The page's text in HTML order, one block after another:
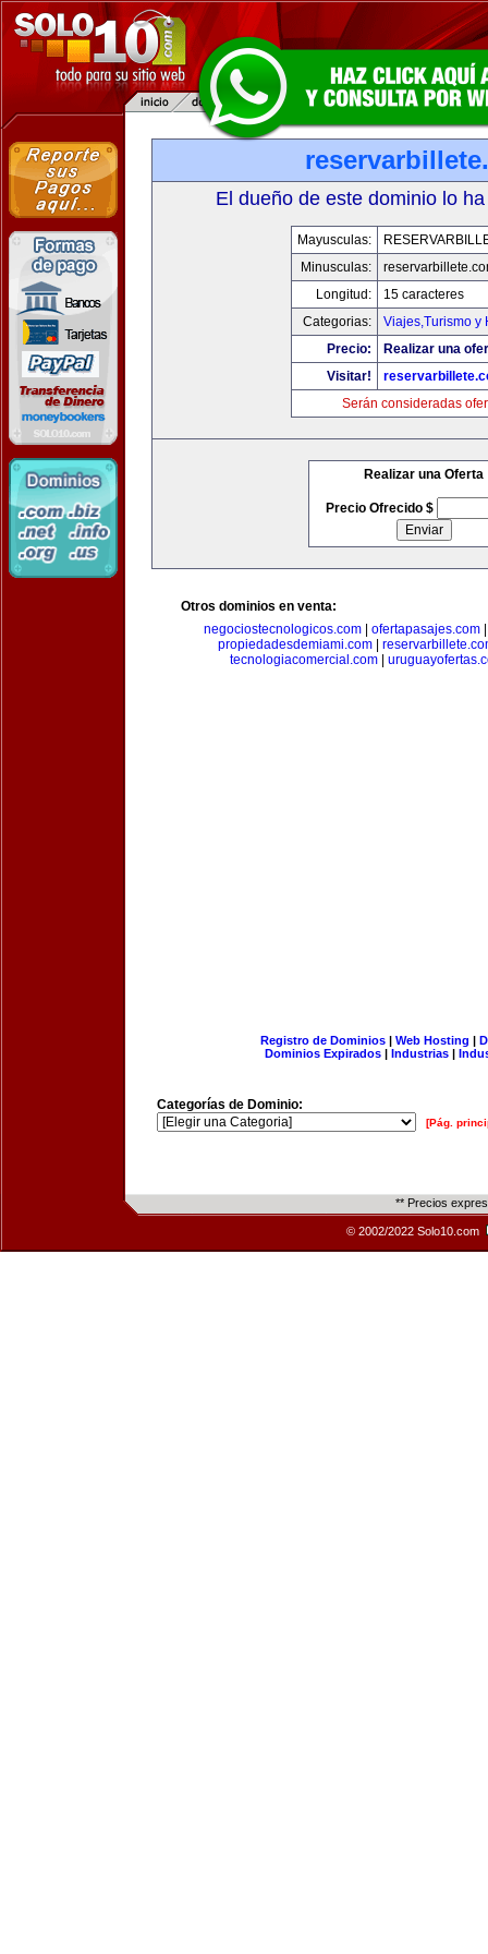
El dueño de este dominio lo
Mayusculas:
Minusculas:
Longitud:
15 caracteres
Categorias:
Viajes,Turismo y
Precio:
Realizar una
Visitar!
Serán consideradas
Realizar una Oferta
Precio Ofrecido $
Otros dominios en venta:
negociostecnologicos.com
ofertapasajes.com
propiedadesdemiami.com
tecnologiacomercial.com
Registro de Dominios| Web Hosting |
Dominios Expirados | Industrias |
Categorías de Dominio:
[Pág.
** Precios
© 2002/2022 Solo10.com